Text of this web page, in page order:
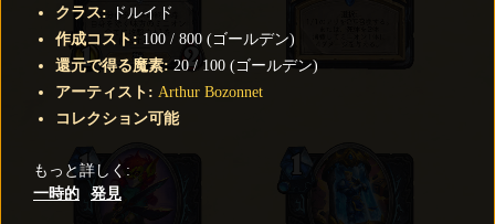
クラス:
ドルイド
作成コスト : 100 / 800 (ゴールデン)
還元で得る魔素: 20/ 100 (ゴールデン)
アーティスト : Arthur Bozonnet
コレクション可能
もっと詳しく :
一時的
発見